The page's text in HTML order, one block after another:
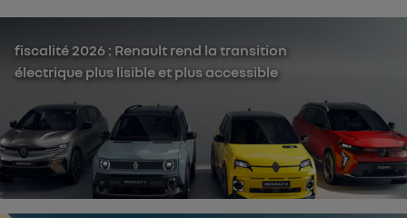
fiscalité 2026 : Renault rend la transition
électrique plus lisible et plus accessible